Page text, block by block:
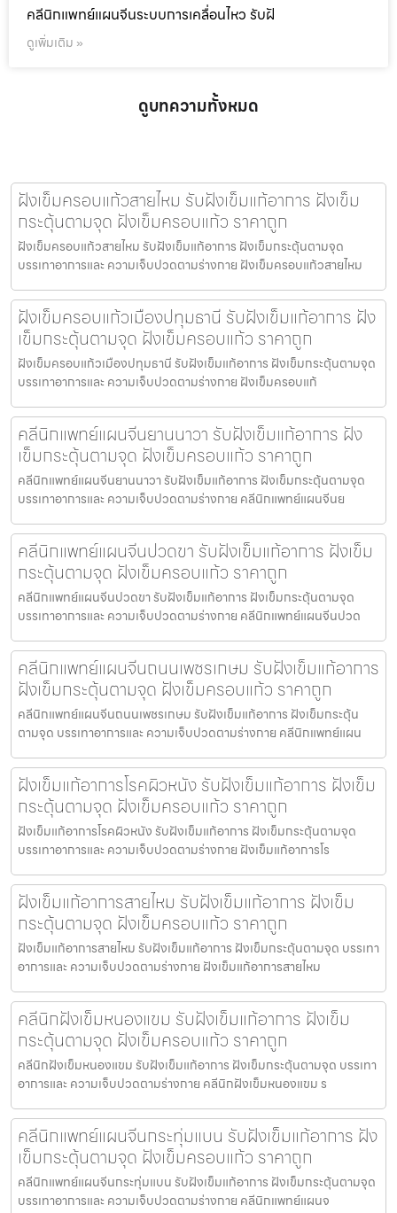
คลีนิกแพทย์แผนจีนระบบการเคลื่อนไหว รับฝั
ดูเพิ่มเติม »
ดูบทความทั้งหมด
ฝังเข็มครอบแก้วสายไหม รับฝังเข็มแก้อาการ ฝังเข็ม
กระตุ้นตามจุด ฝังเข็มครอบแก้ว ราคาถูก
ฝังเข็มครอบแก้วสายไหม รับฝังเข็มแก้อาการ ฝังเข็มกระตุ้นตามจุด
บรรเทาอาการและ ความเจ็บปวดตามร่างกาย ฝังเข็มครอบแก้วสายไหม
ฝังเข็มครอบแก้วเมืองปทุมธานี รับฝังเข็มแก้อาการ ฝัง
เข็มกระตุ้นตามจุด ฝังเข็มครอบแก้ว ราคาถูก
ฝังเข็มครอบแก้วเมืองปทุมธานี รับฝังเข็มแก้อาการ ฝังเข็มกระตุ้นตามจุด
บรรเทาอาการและ ความเจ็บปวดตามร่างกาย ฝังเข็มครอบแก้
คลีนิกแพทย์แผนจีนยานนาวา รับฝังเข็มแก้อาการ ฝัง
เข็มกระตุ้นตามจุด ฝังเข็มครอบแก้ว ราคาถูก
คลีนิกแพทย์แผนจีนยานนาวา รับฝังเข็มแก้อาการ ฝังเข็มกระตุ้นตามจุด
บรรเทาอาการและ ความเจ็บปวดตามร่างกาย คลีนิกแพทย์แผนจีนย
คลีนิกแพทย์แผนจีนปวดขา รับฝังเข็มแก้อาการ ฝังเข็ม
กระตุ้นตามจุด ฝังเข็มครอบแก้ว ราคาถูก
คลีนิกแพทย์แผนจีนปวดขา รับฝังเข็มแก้อาการ ฝังเข็มกระตุ้นตามจุด
บรรเทาอาการและ ความเจ็บปวดตามร่างกาย คลีนิกแพทย์แผนจีนปวด
คลีนิกแพทย์แผนจีนถนนเพชรเกษม รับฝังเข็มแก้อาการ
ฝังเข็มกระตุ้นตามจุด ฝังเข็มครอบแก้ว ราคาถูก
คลีนิกแพทย์แผนจีนถนนเพชรเกษม รับฝังเข็มแก้อาการ ฝังเข็มกระตุ้น
ตามจุด บรรเทาอาการและ ความเจ็บปวดตามร่างกาย คลีนิกแพทย์แผน
ฝังเข็มแก้อาการโรคผิวหนัง รับฝังเข็มแก้อาการ ฝังเข็ม
กระตุ้นตามจุด ฝังเข็มครอบแก้ว ราคาถูก
ฝังเข็มแก้อาการโรคผิวหนัง รับฝังเข็มแก้อาการ ฝังเข็มกระตุ้นตามจุด
บรรเทาอาการและ ความเจ็บปวดตามร่างกาย ฝังเข็มแก้อาการโร
ฝังเข็มแก้อาการสายไหม รับฝังเข็มแก้อาการ ฝังเข็ม
กระตุ้นตามจุด ฝังเข็มครอบแก้ว ราคาถูก
ฝังเข็มแก้อาการสายไหม รับฝังเข็มแก้อาการ ฝังเข็มกระตุ้นตามจุด บรรเทา
อาการและ ความเจ็บปวดตามร่างกาย ฝังเข็มแก้อาการสายไหม
คลีนิกฝังเข็มหนองแขม รับฝังเข็มแก้อาการ ฝังเข็ม
กระตุ้นตามจุด ฝังเข็มครอบแก้ว ราคาถูก
คลีนิกฝังเข็มหนองแขม รับฝังเข็มแก้อาการ ฝังเข็มกระตุ้นตามจุด บรรเทา
อาการและ ความเจ็บปวดตามร่างกาย คลีนิกฝังเข็มหนองแขม ร
คลีนิกแพทย์แผนจีนกระทุ่มแบน รับฝังเข็มแก้อาการ ฝัง
เข็มกระตุ้นตามจุด ฝังเข็มครอบแก้ว ราคาถูก
คลีนิกแพทย์แผนจีนกระทุ่มแบน รับฝังเข็มแก้อาการ ฝังเข็มกระตุ้นตามจุด
บรรเทาอาการและ ความเจ็บปวดตามร่างกาย คลีนิกแพทย์แผนจ